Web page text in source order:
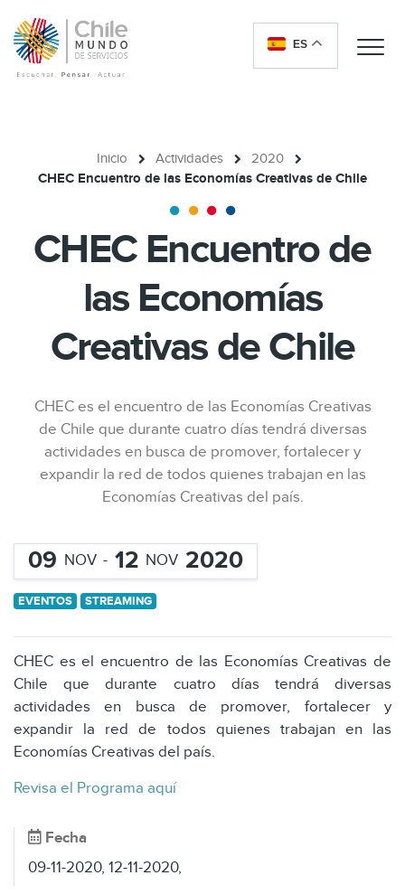
ES
Inicio Actividades 2020
CHEC Encuentro de las Economías Creativas de Chile
CHEC Encuentro de
las Economías
Creativas de Chile
CHEC es el encuentro de las Economías Creativas
de Chile que durante cuatro días tendrá diversas
actividades en busca de promover, fortalecer y
expandir la red de todos quienes trabajan en las
Economías Creativas del país.
09 NOV - 12 NOV 2020
EVENTOS STREAMING
CHEC es el encuentro de las Economías Creativas de
Chile que durante cuatro días tendrá diversas
actividades en busca de promover, fortalecer y
expandir la red de todos quienes trabajan en las
Economías Creativas del país.
Revisa el Programa aquí
Fecha
09-11-2020, 12-11-2020,